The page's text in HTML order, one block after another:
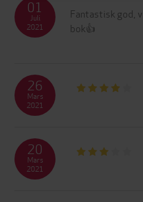
Fantastisk god,
bok👍
01
Juli
2021
26
Mars
2021
20
Mars
2021